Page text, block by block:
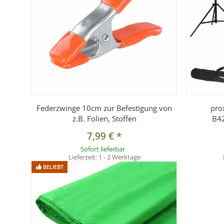
Federzwinge 10cm zur Befestigung von
z.B. Folien, Stoffen
7,99 €*
Sofort lieferbar
Lieferzeit: 1 - 2 Werktage
BELIEBT